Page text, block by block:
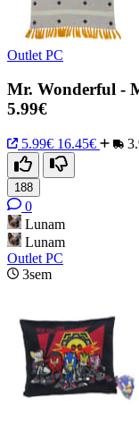
Outlet PC
Mr. Wonderful -
5.99€
5.99€ 16.45€
188
0
Lunam
Lunam
Outlet PC
3sem